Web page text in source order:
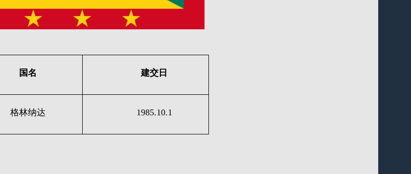
国名 建交日
格林纳达 1985.10.1